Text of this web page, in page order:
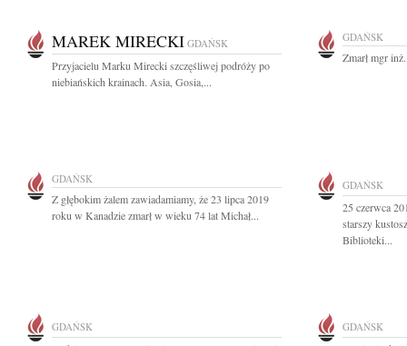
MAREK MIRECKI GDAŃSK
Przyjacielu Marku Mirecki szczęśliwej podróży po
niebiańskich krainach. Asia, Gosia,...
GDAŃSK
Zmarł mgr
GDAŃSK
Z głębokim żalem zawiadamiamy, że 23 lipca 2019
roku w Kanadzie zmarł w wieku 74 lat Michał...
GDAŃSK
25 czerwca
starszy
Biblioteki...
GDAŃSK GDAŃSK